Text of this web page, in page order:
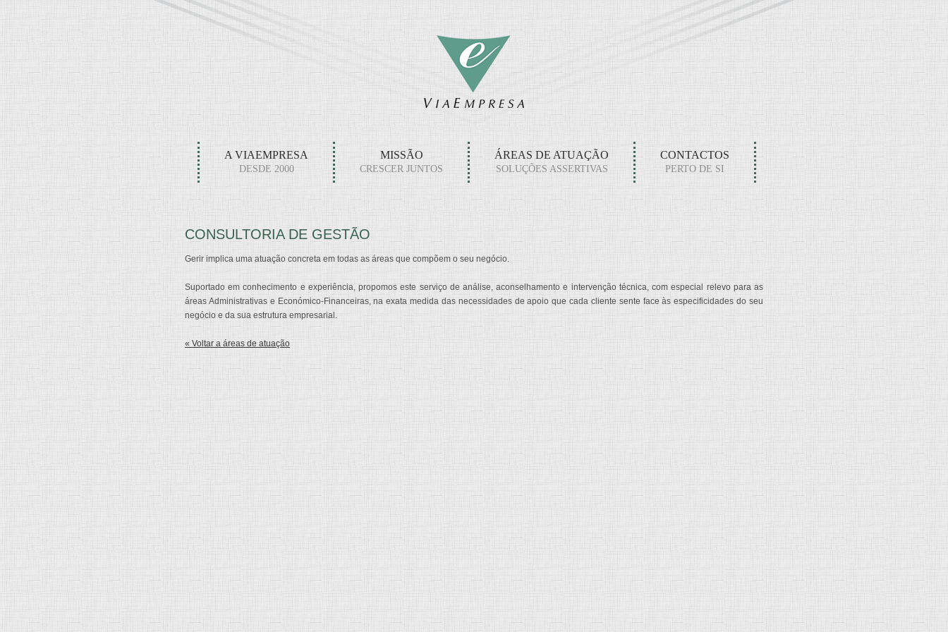
A VIAEMPRESA
DESDE 2000
MISSÃO
CRESCER JUNTOS
ÁREAS DE ATUAÇÃO
SOLUÇÕES ASSERTIVAS
CONTACTOS
PERTO DE SI
CONSULTORIA DE GESTÃO
Gerir implica uma atuação concreta em todas as áreas que compõem o seu negócio.
Suportado em conhecimento e experiência, propomos este serviço de análise, aconselhamento e intervenção técnica, com especial relevo para as
áreas Administrativas e Económico-Financeiras, na exata medida das necessidades de apoio que cada cliente sente face às especificidades do seu
negócio e da sua estrutura empresarial.
« Voltar a áreas de atuação